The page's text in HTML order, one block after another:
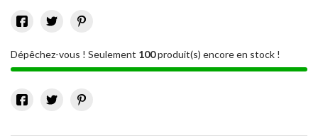
Dépêchez-vous ! Seulement 100produit(s) encore en stock !